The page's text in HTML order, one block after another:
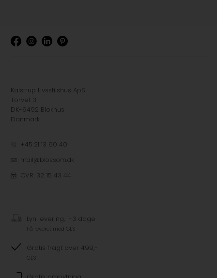
Kalstrup Livsstilshus ApS
Torvet 3
DK-9492 Blokhus
Danmark
+45 21 13 60 40
mail@blossom.dk
CVR: 32 15 43 44
Lyn levering, 1-3 dage
Få leveret med GLS
Gratis fragt over 499,-
GLS